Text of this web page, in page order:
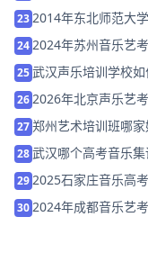
23 2014年东北师范大
24 2024年苏州音乐艺
25武汉声乐培训学校
26 2026年北京声乐艺
27郑州艺术培训班哪家
28武汉哪个高考音乐集
29 2025石家庄音乐高
30 2024年成都音乐艺